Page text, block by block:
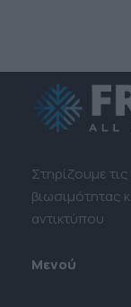
Στηρίζουμε
βιωσιμότητας
αντικτύπου
Μενού